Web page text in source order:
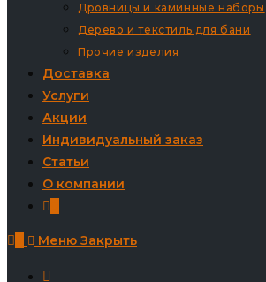
Дровницы и каминные наборы
Дерево и текстиль для бани
Прочие изделия
Доставка
Услуги
Акции
Индивидуальный заказ
Статьи
О компании
Меню Закрыть